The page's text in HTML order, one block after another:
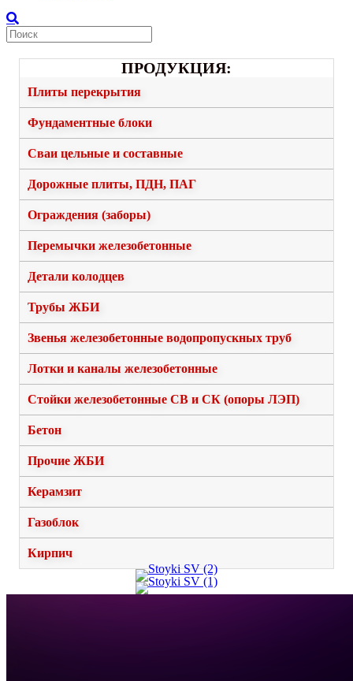
ПРОДУКЦИЯ:
Плиты перекрытия
Фундаментные блоки
Сваи цельные и составные
Дорожные плиты, ПДН, ПАГ
Ограждения (заборы)
Перемычки железобетонные
Детали колодцев
Трубы ЖБИ
Звенья железобетонные водопропускных труб
Лотки и каналы железобетонные
Стойки железобетонные СВ и СК (опоры ЛЭП)
Бетон
Прочие ЖБИ
Керамзит
Газоблок
Кирпич